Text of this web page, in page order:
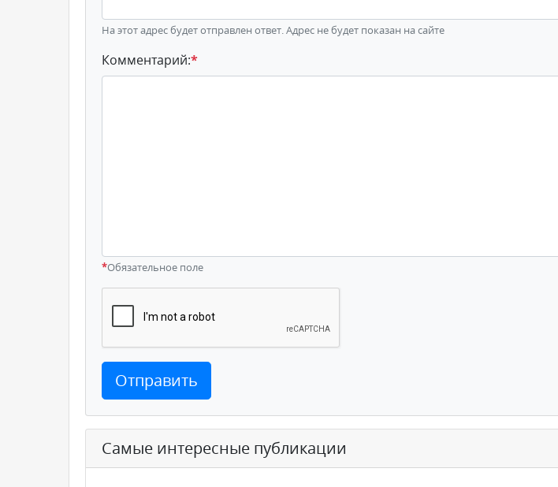
На этот адрес будет отправлен ответ. Адрес не будет показан на сайте
Комментарий:*
*Обязательное поле
Отправить
Самые интересные публикации